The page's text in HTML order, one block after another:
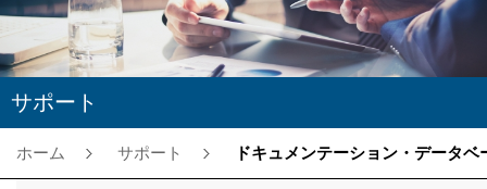
サポート
ホーム サポート ドキュメンテーション・データベー